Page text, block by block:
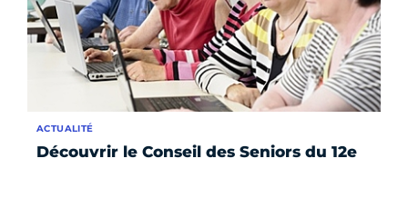
Découvrir le Conseil des Seniors du 12e
ACTUALITÉ